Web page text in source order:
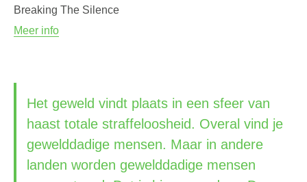
Breaking The Silence
Meer info
Het geweld vindt plaats in een sfeer van
haast totale straffeloosheid. Overal vind je
gewelddadige mensen. Maar in andere
landen worden gewelddadige mensen